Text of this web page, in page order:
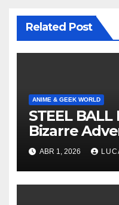
Related Post
ANIME & GEEK WORLD
STEEL BALL
Bizarre
ABR 1, 2026